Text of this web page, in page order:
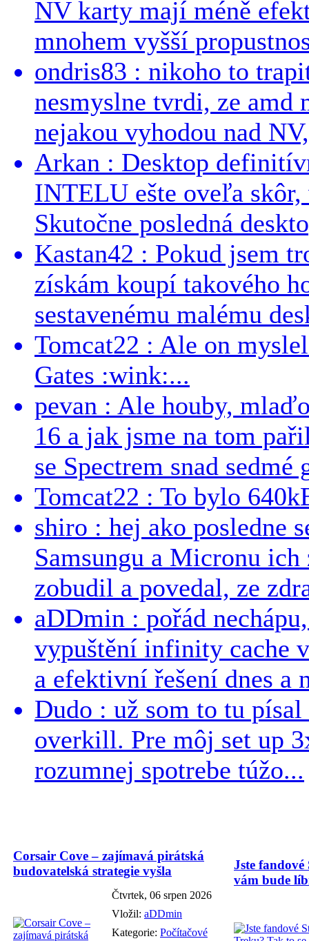
NV karty mají méně
mnohem vyšší
ondris83 : nikoho to
nesmyslne tvrdi, ze
nejakou vyhodou nad
Arkan : Desktop
INTELU ešte oveľa
Skutočne posledná
Kastan42 : Pokud jsem
získám koupí takového
sestavenému malému
Tomcat22 : Ale on
Gates :wink:...
pevan : Ale houby,
16 a jak jsme na tom
se Spectrem snad sedmé
Tomcat22 : To bylo
shiro : hej ako posledne
Samsungu a Micronu
zobudil a povedal, ze
aDDmin : pořád
vypuštění infinity cache
a efektivní řešení dnes a
Dudo : už som to tu
overkill. Pre môj set up
rozumnej spotrebe túžo...
Corsair Cove – zajímavá pirátská
budovatelská strategie vyšla
Čtvrtek, 06 srpen 2026
Vložil: aDDmin
Kategorie: Počítačové
Jste
vám bude